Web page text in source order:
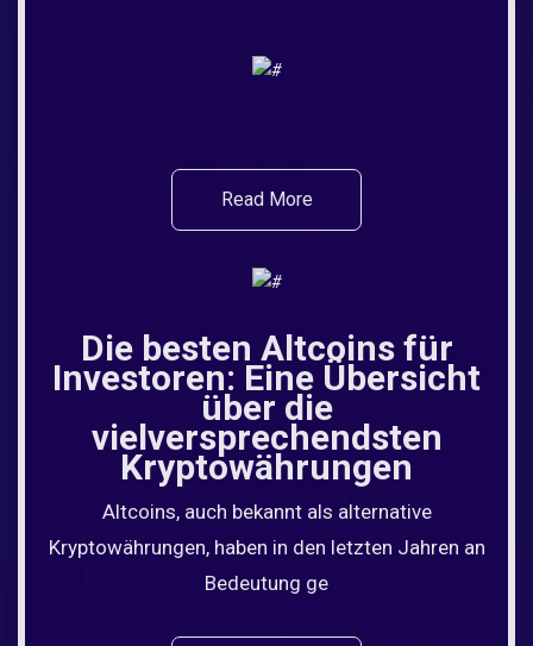
Read More
Die besten Altcoins für
Investoren: Eine Übersicht
über die
vielversprechendsten
Kryptowährungen
Altcoins, auch bekannt als alternative
Kryptowährungen, haben in den letzten Jahren an
Bedeutung ge